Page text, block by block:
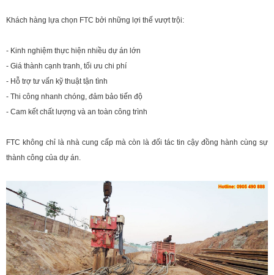
Khách hàng lựa chọn FTC bởi những lợi thế vượt trội:
- Kinh nghiệm thực hiện nhiều dự án lớn
- Giá thành cạnh tranh, tối ưu chi phí
- Hỗ trợ tư vấn kỹ thuật tận tình
- Thi công nhanh chóng, đảm bảo tiến độ
- Cam kết chất lượng và an toàn công trình
FTC không chỉ là nhà cung cấp mà còn là đối tác tin cậy đồng hành cùng sự
thành công của dự án.